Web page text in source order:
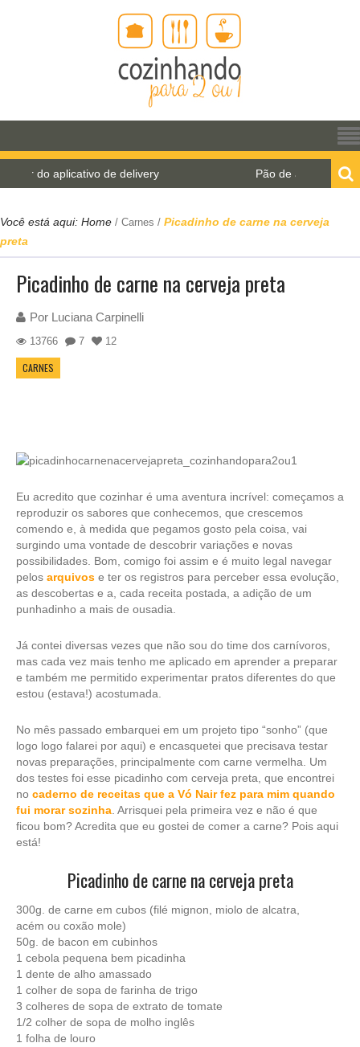
aplicativo de delivery Pão de água para o World
Você está aqui: Home / Carnes / Picadinho de carne na cerveja
preta
Picadinho de carne na cerveja preta
Por Luciana Carpinelli
13766 7 12
CARNES
Eu acredito que cozinhar é uma aventura incrível: começamos a
reproduzir os sabores que conhecemos, que crescemos
comendo e, à medida que pegamos gosto pela coisa, vai
surgindo uma vontade de descobrir variações e novas
possibilidades. Bom, comigo foi assim e é muito legal navegar
pelos arquivos e ter os registros para perceber essa evolução,
as descobertas e a, cada receita postada, a adição de um
punhadinho a mais de ousadia.
Já contei diversas vezes que não sou do time dos carnívoros,
mas cada vez mais tenho me aplicado em aprender a preparar
e também me permitido experimentar pratos diferentes do que
estou (estava!) acostumada.
No mês passado embarquei em um projeto tipo “sonho” (que
logo logo falarei por aqui) e encasquetei que precisava testar
novas preparações, principalmente com carne vermelha. Um
dos testes foi esse picadinho com cerveja preta, que encontrei
no caderno de receitas que a Vó Nair fez para mim quando
fui morar sozinha . Arrisquei pela primeira vez e não é que
ficou bom? Acredita que eu gostei de comer a carne? Pois aqui
está!
Picadinho de carne na cerveja preta
300g. de carne em cubos (filé mignon, miolo de alcatra,
acém ou coxão mole)
50g. de bacon em cubinhos
1 cebola pequena bem picadinha
1 dente de alho amassado
1 colher de sopa de farinha de trigo
3 colheres de sopa de extrato de tomate
1/2 colher de sopa de molho inglês
1 folha de louro